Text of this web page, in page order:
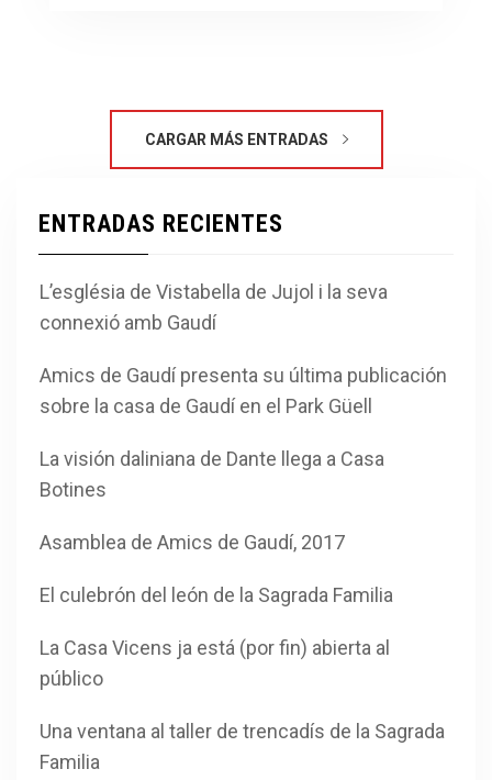
CARGAR MÁS ENTRADAS
ENTRADAS RECIENTES
L’església de Vistabella de Jujol i la seva
connexió amb Gaudí
Amics de Gaudí presenta su última publicación
sobre la casa de Gaudí en el Park Güell
La visión daliniana de Dante llega a Casa
Botines
Asamblea de Amics de Gaudí, 2017
El culebrón del león de la Sagrada Familia
La Casa Vicens ja está (por fin) abierta al
público
Una ventana al taller de trencadís de la Sagrada
Familia